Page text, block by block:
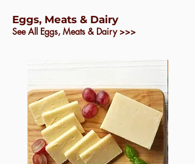
Eggs, Meats & Dairy
See All Eggs, Meats & Dairy >>>